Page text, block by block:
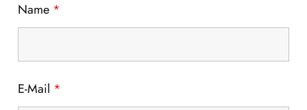
Name *
E-Mail *